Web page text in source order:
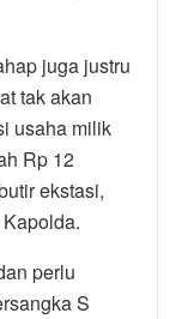
juga justru
tak akan
usaha milik
Rp 12
ekstasi,
perlu
S